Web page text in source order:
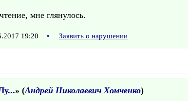
мне глянулось.
19:20 • Заявить о нарушении
» (Андрей Николаевич Хомченко)